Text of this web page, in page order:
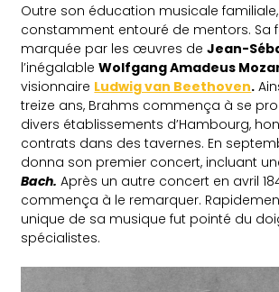
Outre son éducation musicale
constamment entouré de mentors. Sa
marquée par les œuvres deJean-
l’inégalableWolfgang Amadeus
visionnaire Ludwig van Beethoven.
treize ans, Brahms commença à se
divers établissements d’Hambourg,
contrats dans des tavernes. En
donna son premier concert, incluant
Bach. Après un autre concert en avril
commença à le remarquer.
unique de sa musique fut pointé du
spécialistes.